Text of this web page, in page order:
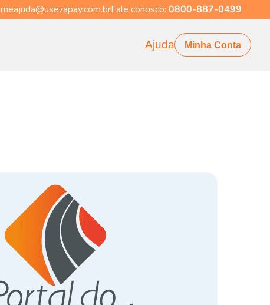
meajuda@usezapay.com.brFale conosco: 0800-887-0499
Ajuda Minha Conta